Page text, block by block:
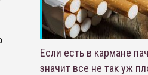
Если есть в кармане
значит все не так уж